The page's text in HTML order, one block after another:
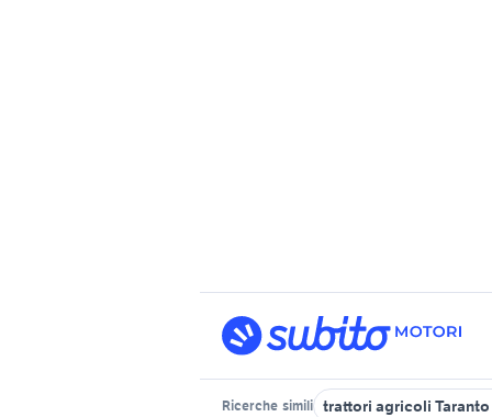
Ricerche simili trattori agricoli